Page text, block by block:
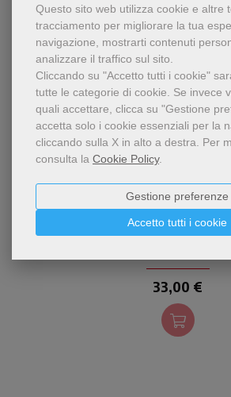
Questo sito web utilizza cookie e altre
tracciamento per migliorare la tua
navigazione, mostrarti contenuti
analizzare il traffico sul sito.
Cliccando su "Accetto tutti i cookie"
tutte le categorie di cookie. Se invece
quali accettare, clicca su "Gestione
accetta solo i cookie essenziali per la
cliccando sulla X in alto a destra. Per
consulta la Cookie Policy.
Accetto tutti i cookie
Gestione preferenze
Un'équipe di monache
clarisse esamina e studia
cercando di capirne,
documenti e testi, l'iter di
formazione.
Chiara di Assisi
33,00 €